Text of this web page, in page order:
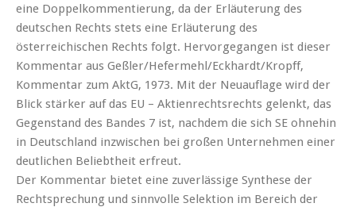
eine Doppelkommentierung, da der Erläuterung des
deutschen Rechts stets eine Erläuterung des
österreichischen Rechts folgt. Hervorgegangen ist dieser
Kommentar aus Geßler/Hefermehl/Eckhardt/Kropff,
Kommentar zum AktG, 1973. Mit der Neuauflage wird der
Blick stärker auf das EU – Aktienrechtsrechts gelenkt, das
Gegenstand des Bandes 7 ist, nachdem die sich SE ohnehin
in Deutschland inzwischen bei großen Unternehmen einer
deutlichen Beliebtheit erfreut.
Der Kommentar bietet eine zuverlässige Synthese der
Rechtsprechung und sinnvolle Selektion im Bereich der